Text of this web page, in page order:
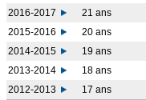
2016-2017
21 ans
2015-2016
20 ans
2014-2015
19 ans
2013-2014
18 ans
2012-2013
17 ans